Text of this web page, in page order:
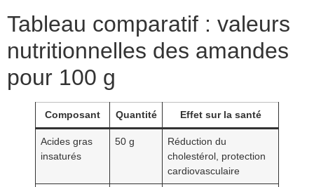
Tableau comparatif : valeurs
nutritionnelles des amandes
pour 100 g
Composant Quantité Effet sur la santé
Acides gras
insaturés
50 g
Réduction du
cholestérol, protection
cardiovasculaire